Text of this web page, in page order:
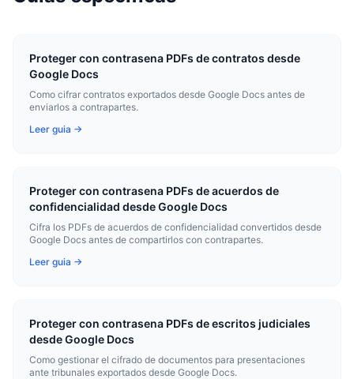
Proteger con contrasena PDFs de contratos desde
Google Docs
Como cifrar contratos exportados desde Google Docs antes de
enviarlos a contrapartes.
Leer guia →
Proteger con contrasena PDFs de acuerdos de
confidencialidad desde Google Docs
Cifra los PDFs de acuerdos de confidencialidad convertidos desde
Google Docs antes de compartirlos con contrapartes.
Leer guia →
Proteger con contrasena PDFs de escritos judiciales
desde Google Docs
Como gestionar el cifrado de documentos para presentaciones
ante tribunales exportados desde Google Docs.